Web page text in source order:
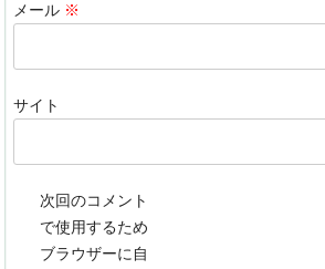
メール ※
サイト
次回のコメント
で使用するため
ブラウザーに自